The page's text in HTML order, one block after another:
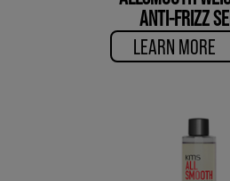
ANTI-FRIZZ
LEARN MORE